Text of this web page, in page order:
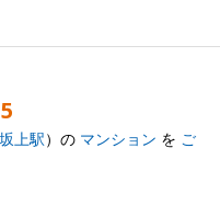
ったご提案をすること
等がございました
い。
たします。
5
上駅）の マンション を ご